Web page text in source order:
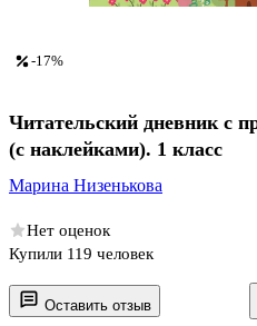
Оставить отзыв
-17%
Читательский дневник с
(с наклейками). 1 класс
Марина Низенькова
Нет оценок
Купили 119 человек